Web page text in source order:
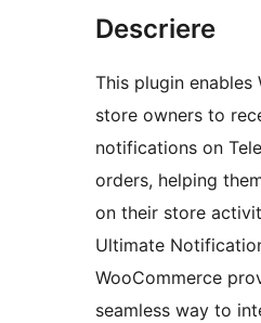
Descriere
This plugin enables
store owners to
notifications on
orders, helping
on their store
Ultimate
WooCommerce
seamless way to